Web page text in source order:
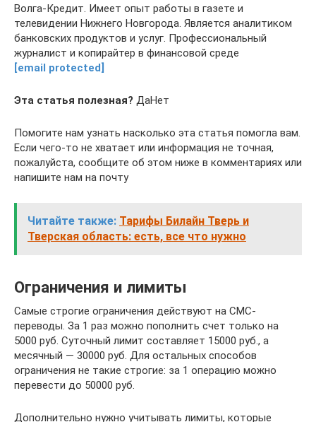
Волга-Кредит. Имеет опыт работы в газете и
телевидении Нижнего Новгорода. Является аналитиком
банковских продуктов и услуг. Профессиональный
журналист и копирайтер в финансовой среде
[email protected]
Эта статья полезная? ДаНет
Помогите нам узнать насколько эта статья помогла вам.
Если чего-то не хватает или информация не точная,
пожалуйста, сообщите об этом ниже в комментариях или
напишите нам на почту
Читайте также: Тарифы Билайн Тверь и
Тверская область: есть, все что нужно
Ограничения и лимиты
Самые строгие ограничения действуют на СМС-
переводы. За 1 раз можно пополнить счет только на
5000 руб. Суточный лимит составляет 15000 руб., а
месячный — 30000 руб. Для остальных способов
ограничения не такие строгие: за 1 операцию можно
перевести до 50000 руб.
Дополнительно нужно учитывать лимиты, которые